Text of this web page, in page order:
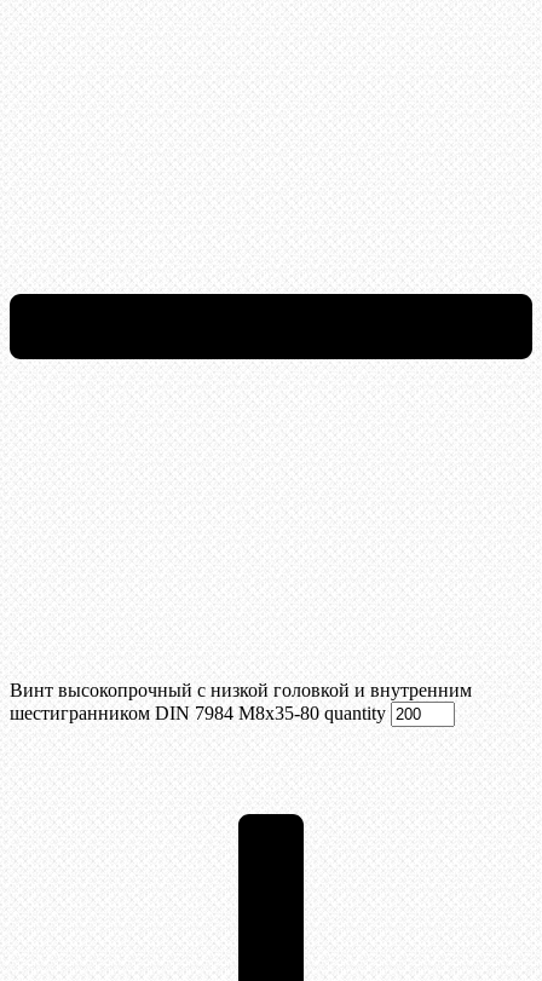
Винт высокопрочный с низкой головкой и внутренним
шестигранником DIN 7984 М8х35-80 quantity